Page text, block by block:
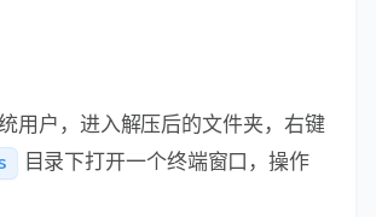
用户，进入解压后的文件夹，右键
目录下打开一个终端窗口，操作